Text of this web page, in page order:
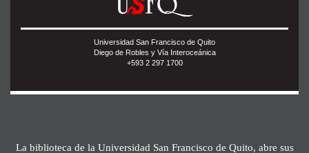
Universidad San Francisco de Quito
Diego de Robles y Vía Interoceánica
+593 2 297 1700
La biblioteca de la Universidad San Francisco de Quito, abre sus